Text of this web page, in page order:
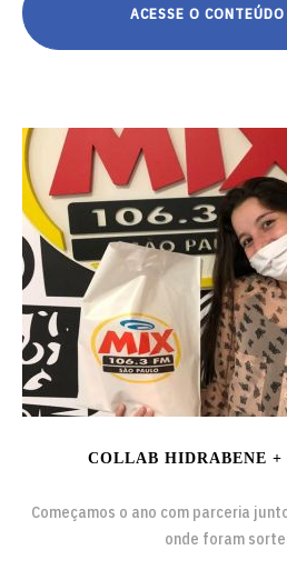
ACESSE O
COLLAB HIDRABENE
Começamos o ano com parceria
onde foram